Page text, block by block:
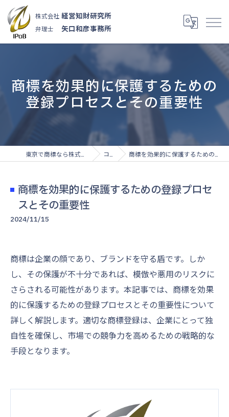
株式会社 経営知財研究所
弁理士 矢口和彦事務所
商標を効果的に保護するための
登録プロセスとその重要性
コラム 商標を効果的に保護するための登録プロセスとその重要性
商標を効果的に保護するための登録プロセ
スとその重要性
2024/11/15
商標は企業の顔であり、ブランドを守る盾です。しか
し、その保護が不十分であれば、模倣や悪用のリスクに
さらされる可能性があります。本記事では、商標を効果
的に保護するための登録プロセスとその重要性について
詳しく解説します。適切な商標登録は、企業にとって独
自性を確保し、市場での競争力を高めるための戦略的な
手段となります。